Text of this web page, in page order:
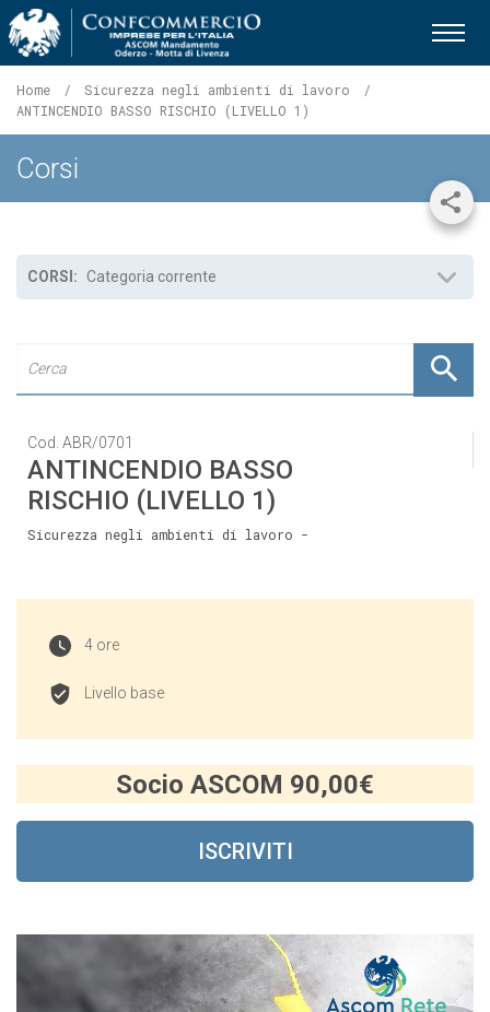
Home
Sicurezza negli ambienti di lavoro
Pagina
corrente:
ANTINCENDIO BASSO RISCHIO (LIVELLO 1)
Corsi
CORSI: Categoria corrente
Cod. ABR/0701
ANTINCENDIO BASSO
RISCHIO (LIVELLO 1)
Sicurezza negli ambienti di lavoro -
4 ore
Livello base
Socio ASCOM 90,00€
ISCRIVITI